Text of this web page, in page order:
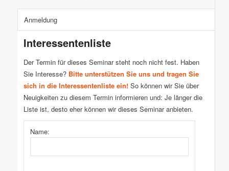
Anmeldung
Interessentenliste
Der Termin für dieses Seminar steht noch nicht fest. Haben
Sie Interesse? Bitte unterstützen Sie uns und tragen Sie
sich in die Interessentenliste ein!So können wir Sie über
Neuigkeiten zu diesem Termin informieren und: Je länger die
Liste ist, desto eher können wir dieses Seminar anbieten.
Name: